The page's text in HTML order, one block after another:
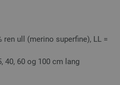
ren ull (merino superfine), LL =
40, 60 og 100 cm lang